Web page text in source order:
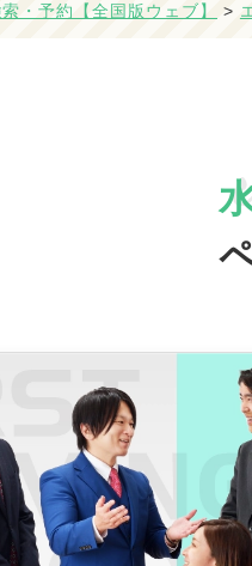
・予約【全国版ウェブ】 >